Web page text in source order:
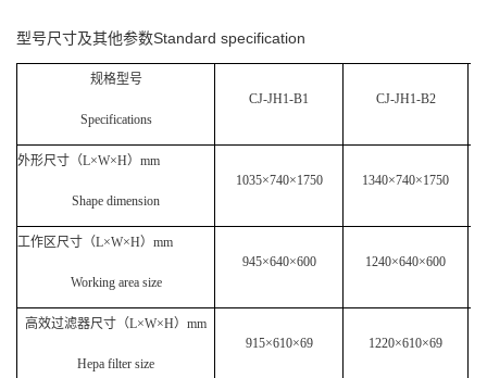
型号尺寸及其他参数Standard specification
规格型号
Specifications
CJ-JH1-B1 CJ-JH1-B2
外形尺寸（L×W×H） mm
Shape dimension
1035×740×1750 1340×740×1750
工作区尺寸（L×W×H） mm
Working area size
945×640×600 1240×640×600
高效过滤器尺寸（L×W×H） mm
Hepa filter size
915×610×69 1220×610×69